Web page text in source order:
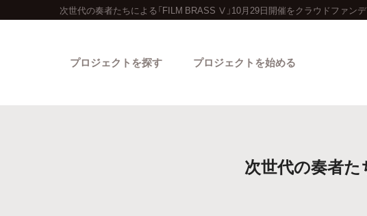
次世代の奏者たちによる「FILM BRASS Ⅴ」10月29日開催をクラウドファンデ
プロジェクトを探す
人気のプロジ
プロジェクトを始める
次世代の奏者た